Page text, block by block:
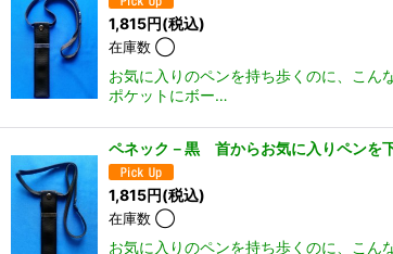
1,815円(税込)
在庫数 ◯
お気に入りのペンを持ち歩くのに、こん
ポケットにボー…
ペネック－黒 首からお気に入りペンを
1,815円(税込)
在庫数 ◯
お気に入りのペンを持ち歩くのに、こん